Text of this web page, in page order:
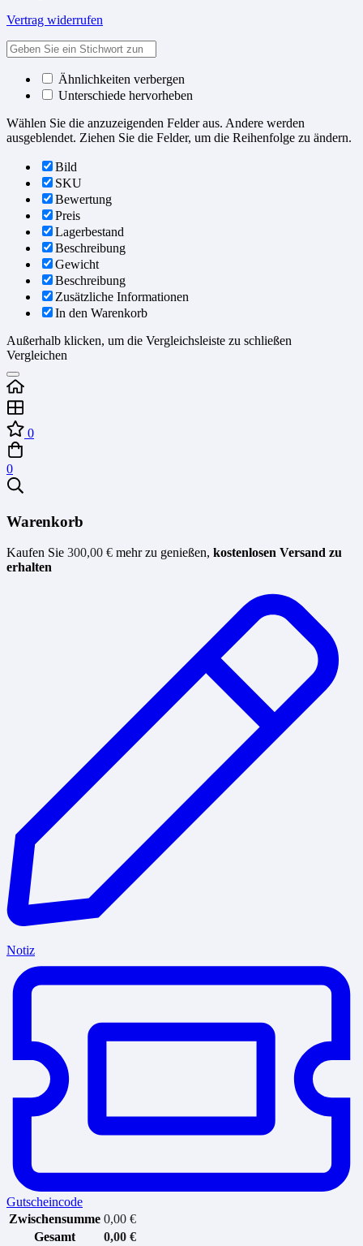
Vertrag widerrufen
Ähnlichkeiten verbergen
Unterschiede hervorheben
Wählen Sie die anzuzeigenden Felder aus. Andere werden
ausgeblendet. Ziehen Sie die Felder, um die Reihenfolge zu ändern.
Bild
SKU
Bewertung
Preis
Lagerbestand
Beschreibung
Gewicht
Beschreibung
Zusätzliche Informationen
In den Warenkorb
Außerhalb klicken, um die Vergleichsleiste zu schließen
Vergleichen
0
0
Warenkorb
Kaufen Sie 300,00 € mehr zu genießen, kostenlosen Versand zu
erhalten
Notiz
Gutscheincode
Zwischensumme 0,00 €
Gesamt
0,00 €